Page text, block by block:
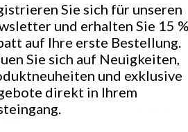
für
& TECH
Sie sich für unseren
und erhalten Sie 15 %
auf Ihre erste Bestellung.
Sie sich auf Neuigkeiten,
und exklusive
direkt in Ihrem